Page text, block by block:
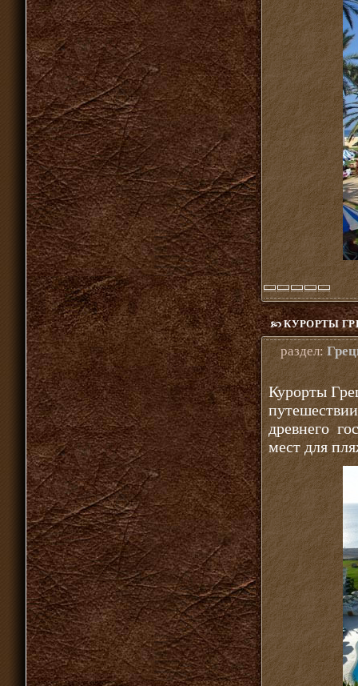
КУРОРТЫ
раздел:
Курорты
древнего
мест для